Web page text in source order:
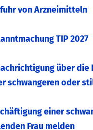
von Arzneimitteln
TIP 2027
über die
schwangeren oder
einer
Frau melden